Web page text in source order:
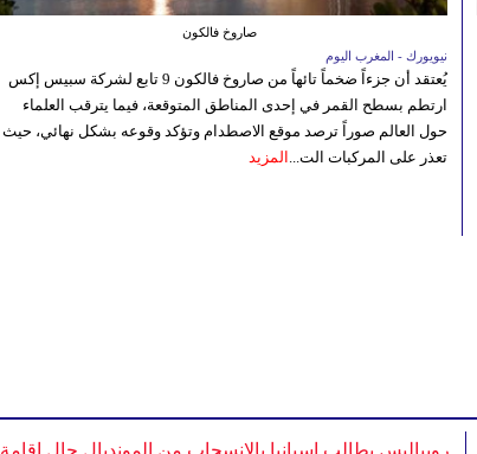
صاروخ فالكون
نيويورك - المغرب اليوم
يُعتقد أن جزءاً ضخماً تائهاً من صاروخ فالكون 9 تابع لشركة سبيس إكس
ارتطم بسطح القمر في إحدى المناطق المتوقعة، فيما يترقب العلماء
حول العالم صوراً ترصد موقع الاصطدام وتؤكد وقوعه بشكل نهائي، حيث
تعذر على المركبات الت... المزيد